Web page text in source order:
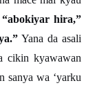
hira,”
Yana da asali
cikin kyawawan
sanya wa ‘yarku